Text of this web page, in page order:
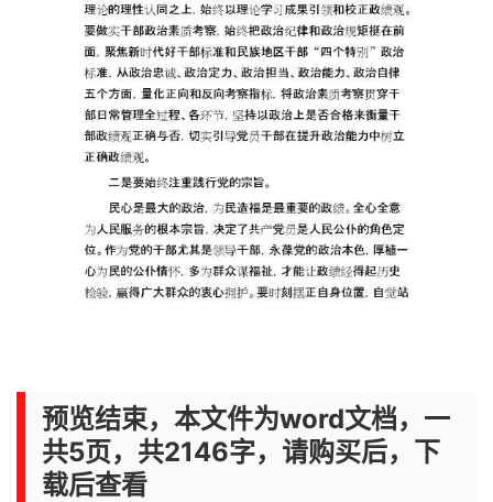
预览结束，本文件为word文档，一
共5页，共2146字，请购买后，下
载后查看